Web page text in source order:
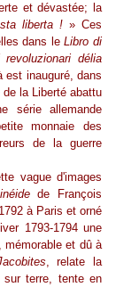
et dévastée; la
liberta ! » Ces
dans leLibro di
délia
est inauguré, dans
la Liberté abattu
série allemande
monnaie des
de la guerre
vague d'images
de François
à Paris et orné
1793-1794 une
mémorable et dû à
, relate la
sur terre, tente en